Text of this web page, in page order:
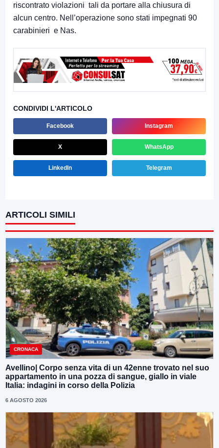
riscontrato violazioni tali da portare alla chiusura di
alcun centro. Nell’operazione sono stati impegnati 90
carabinieri e Nas.
CONDIVIDI L'ARTICOLO
Facebook Instagram
X WhatsApp
LinkedIn Telegram
ARTICOLI SIMILI
CRONACA
Avellino| Corpo senza vita di un 42enne trovato nel suo
appartamento in una pozza di sangue, giallo in viale
Italia: indagini in corso della Polizia
6 AGOSTO 2026